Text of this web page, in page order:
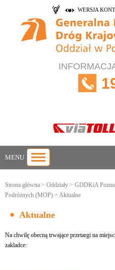
WERSJA
MENU
Strona główna > Oddziały > GDDKiA
Podróżnych (MOP) > Aktualne
Aktualne
Na chwilę obecną trwające przetargi na
zakladce: